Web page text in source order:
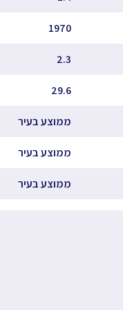
1970
2.3
29.6
ממוצע בעיר
ממוצע בעיר
ממוצע בעיר